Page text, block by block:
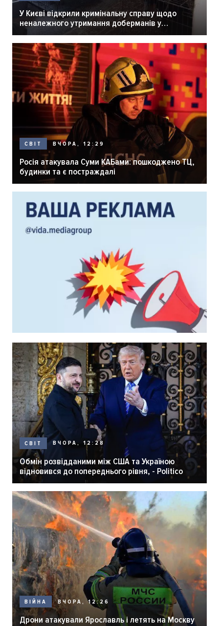
У Києві відкрили кримінальну справу щодо
неналежного утримання доберманів у
розпліднику
СВІТ ВЧОРА, 12:29
Росія атакувала Суми КАБами: пошкоджено ТЦ,
будинки та є постраждалі
СВІТ ВЧОРА, 12:28
Обмін розвідданими між США та Україною
відновився до попереднього рівня, - Politico
ВІЙНА ВЧОРА, 12:26
Дрони атакували Ярославль і летять на Москву